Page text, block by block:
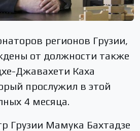
регионов Грузии,
от должности также
Джавахети Каха
прослужил в этой
4 месяца.
Грузии Мамука Бахтадзе